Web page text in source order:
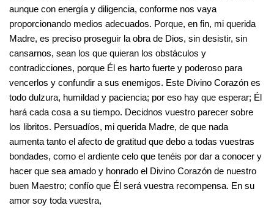
aunque con energía y diligencia, conforme nos vaya
proporcionando medios adecuados. Porque, en fin, mi querida
Madre, es preciso proseguir la obra de Dios, sin desistir, sin
cansarnos, sean los que quieran los obstáculos y
contradicciones, porque Él es harto fuerte y poderoso para
vencerlos y confundir a sus enemigos. Este Divino Corazón es
todo dulzura, humildad y paciencia; por eso hay que esperar; Él
hará cada cosa a su tiempo. Decidnos vuestro parecer sobre
los libritos. Persuadíos, mi querida Madre, de que nada
aumenta tanto el afecto de gratitud que debo a todas vuestras
bondades, como el ardiente celo que tenéis por dar a conocer y
hacer que sea amado y honrado el Divino Corazón de nuestro
buen Maestro; confío que Él será vuestra recompensa. En su
amor soy toda vuestra,